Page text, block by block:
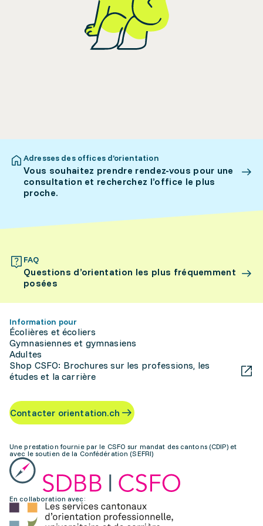
Adresses des offices d’orientation
Vous souhaitez prendre rendez-vous pour une
consultation et recherchez l’office le plus
proche.
FAQ
Questions d’orientation les plus fréquemment
posées
Information pour
Écolières et écoliers
Gymnasiennes et gymnasiens
Adultes
Shop CSFO: Brochures sur les professions, les
études et la carrière
Contacter orientation.ch
Une prestation fournie par le CSFO sur mandat des cantons (CDIP) et
avec le soutien de la Confédération (SEFRI)
En collaboration avec: